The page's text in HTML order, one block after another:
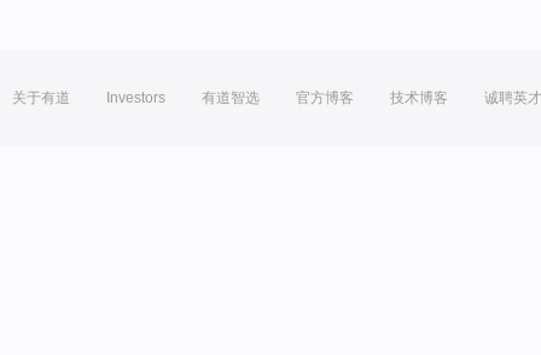
关于有道 Investors 有道智选 官方博客 技术博客 诚聘英才